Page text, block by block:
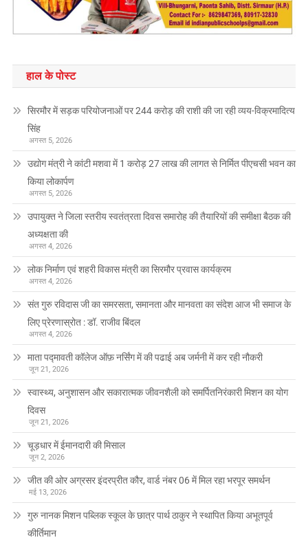
हाल के पोस्ट
सिरमौर में सड़क परियोजनाओं पर 244 करोड़ की राशी की जा रही व्यय-विक्रमादित्य
सिंह
अगस्त 5, 2026
उद्योग मंत्री ने कांटी मशवा में 1 करोड़ 27 लाख की लागत से निर्मित पीएचसी भवन का
किया लोकार्पण
अगस्त 5, 2026
उपायुक्त ने जिला स्तरीय स्वतंत्रता दिवस समारोह की तैयारियों की समीक्षा बैठक की
अध्यक्षता की
अगस्त 4, 2026
लोक निर्माण एवं शहरी विकास मंत्री का सिरमौर प्रवास कार्यक्रम
अगस्त 4, 2026
संत गुरु रविदास जी का समरसता, समानता और मानवता का संदेश आज भी समाज के
लिए प्रेरणास्रोत : डॉ. राजीव बिंदल
अगस्त 4, 2026
माता पद्मावती कॉलेज ऑफ़ नर्सिंग में की पढाई अब जर्मनी में कर रही नौकरी
जून 21, 2026
स्वास्थ्य, अनुशासन और सकारात्मक जीवनशैली को समर्पितनिरंकारी मिशन का योग
दिवस
जून 21, 2026
चूड़धार में ईमानदारी की मिसाल
जून 2, 2026
जीत की ओर अग्रसर इंदरप्रीत कौर, वार्ड नंबर 06 में मिल रहा भरपूर समर्थन
मई 13, 2026
गुरु नानक मिशन पब्लिक स्कूल के छात्र पार्थ ठाकुर ने स्थापित किया अभूतपूर्व
कीर्तिमान